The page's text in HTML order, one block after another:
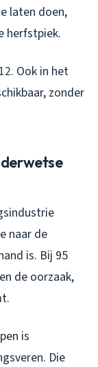
laten doen,
herfstpiek.
. Ook in het
zonder
naar de
is. Bij 95
de oorzaak,
is
Die